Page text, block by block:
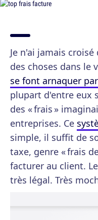
Je n'ai jamais
des choses dans le
se font arnaquer
plupart d'entre eux
des « frais »
entreprises. Ce
simple, il suffit de
taxe, genre « frais
facturer au client.
très légal. Très